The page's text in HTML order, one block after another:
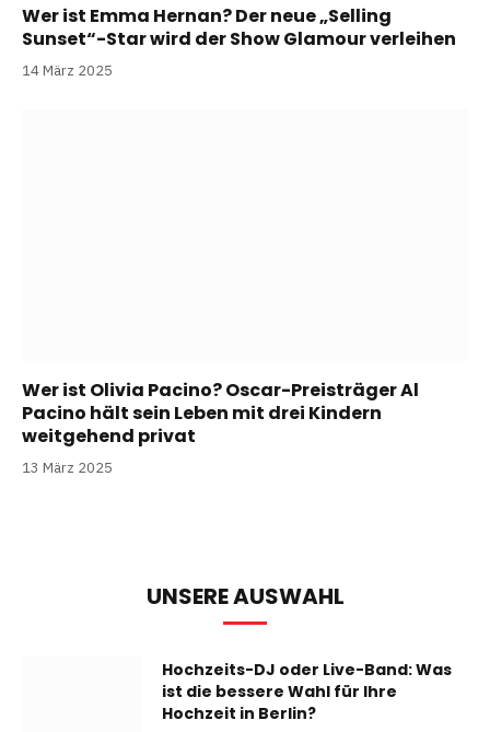
Wer ist Emma Hernan? Der neue „Selling
Sunset“-Star wird der Show Glamour verleihen
14 März 2025
Wer ist Olivia Pacino? Oscar-Preisträger Al
Pacino hält sein Leben mit drei Kindern
weitgehend privat
13 März 2025
UNSERE AUSWAHL
Hochzeits-DJ oder Live-Band: Was
ist die bessere Wahl für Ihre
Hochzeit in Berlin?